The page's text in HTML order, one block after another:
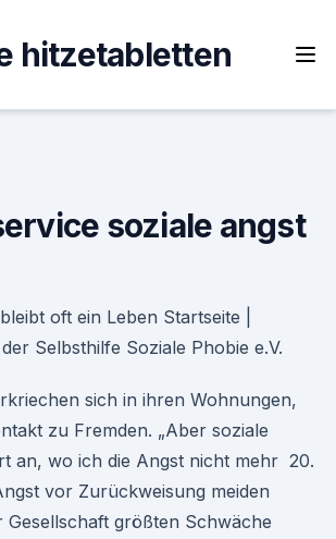
hitzetabletten
soziale angst
oft ein Leben Startseite |
Selbsthilfe Soziale Phobie e.V.
sich in ihren Wohnungen,
zu Fremden. „Aber soziale
an, wo ich die Angst nicht mehr 20.
vor Zurückweisung meiden
Gesellschaft größten Schwäche